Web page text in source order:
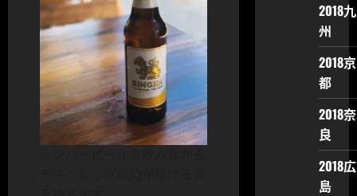
2018九
州
2018京
都
2018奈
良
2018広
島